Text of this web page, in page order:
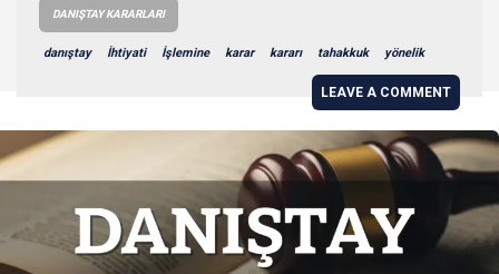
DANIŞTAY KARARLARI
danıştay İhtiyati İşlemine karar kararı tahakkuk yönelik
LEAVE A COMMENT